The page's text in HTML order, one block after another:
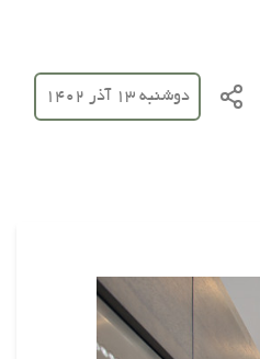
دوشنبه 13 آذر 1402